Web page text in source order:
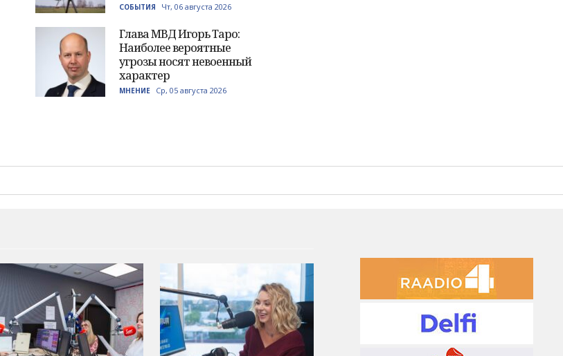
СОБЫТИЯ Чт, 06 августа 2026
Глава МВД Игорь Таро:
Наиболее вероятные
угрозы носят невоенный
характер
МНЕНИЕ Ср, 05 августа 2026